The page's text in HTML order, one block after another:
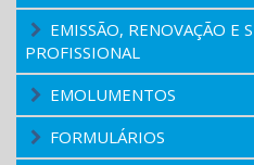
EMISSÃO, RENOVAÇÃO E
PROFISSIONAL
EMOLUMENTOS
FORMULÁRIOS